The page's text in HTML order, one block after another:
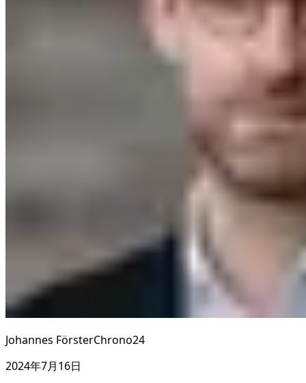
Johannes FörsterChrono24
2024年7月16日